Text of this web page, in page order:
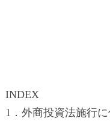
INDEX
1．外商投資法施行